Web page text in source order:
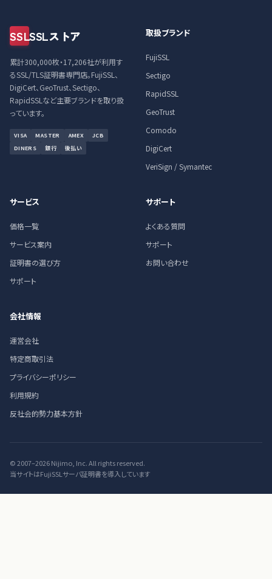
SSLSSLストア
累計300,000枚・17,206社が利用す
るSSL/TLS証明書専門店。FujiSSL、
DigiCert、GeoTrust、Sectigo、
RapidSSLなど主要ブランドを取り扱
っています。
VISA MASTER AMEX
JCB
DINERS
銀行 後払い
取扱ブランド
FujiSSL
Sectigo
RapidSSL
GeoTrust
Comodo
DigiCert
VeriSign / Symantec
サービス
価格一覧
サービス案内
証明書の選び方
サポート
サポート
よくある質問
サポート
お問い合わせ
会社情報
運営会社
特定商取引法
プライバシーポリシー
利用規約
反社会的勢力基本方針
© 2007–2026 Nijimo, Inc. All rights reserved.
当サイトはFujiSSLサーバ証明書を導入しています